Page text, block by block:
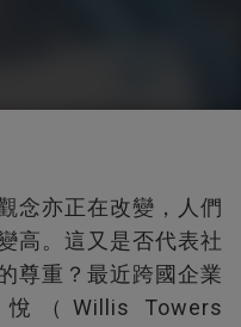
念亦正在改變，人們
高。這又是否代表社
尊重？最近跨國企業
（Willis Towers